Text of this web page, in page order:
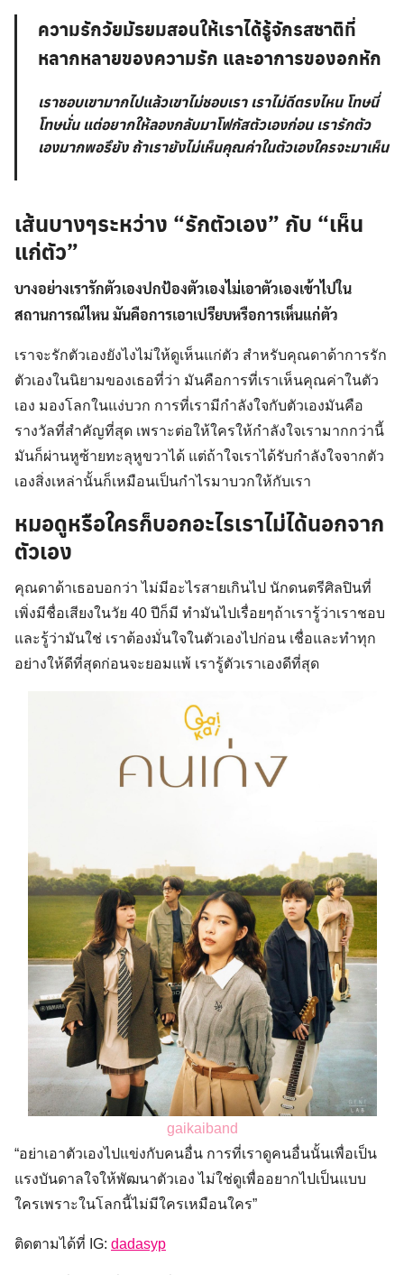
for:
ความรักวัยมัธยมสอนให้เราได้รู้จักรสชาติที่
หลากหลายของความรัก และอาการของอกหัก
เราชอบเขามากไปแล้วเขาไม่ชอบเรา เราไม่ดีตรงไหน โทษนี่
โทษนั่น แต่อยากให้ลองกลับมาโฟกัสตัวเองก่อน เรารักตัว
เองมากพอรึยัง ถ้าเรายังไม่เห็นคุณค่าในตัวเองใครจะมาเห็น
เส้นบางๆระหว่าง “รักตัวเอง” กับ “เห็น
แก่ตัว”
บางอย่างเรารักตัวเองปกป้องตัวเองไม่เอาตัวเองเข้าไปใน
สถานการณ์ไหน มันคือการเอาเปรียบหรือการเห็นแก่ตัว
เราจะรักตัวเองยังไงไม่ให้ดูเห็นแก่ตัว สำหรับคุณดาด้าการรัก
ตัวเองในนิยามของเธอที่ว่า มันคือการที่เราเห็นคุณค่าในตัว
เอง มองโลกในแง่บวก การที่เรามีกำลังใจกับตัวเองมันคือ
รางวัลที่สำคัญที่สุด เพราะต่อให้ใครให้กำลังใจเรามากกว่านี้
มันก็ผ่านหูซ้ายทะลุหูขวาได้ แต่ถ้าใจเราได้รับกำลังใจจากตัว
เองสิ่งเหล่านั้นก็เหมือนเป็นกำไรมาบวกให้กับเรา
หมอดูหรือใครก็บอกอะไรเราไม่ได้นอกจาก
ตัวเอง
คุณดาด้าเธอบอกว่า ไม่มีอะไรสายเกินไป นักดนตรีศิลปินที่
เพิ่งมีชื่อเสียงในวัย 40 ปีก็มี ทำมันไปเรื่อยๆถ้าเรารู้ว่าเราชอบ
และรู้ว่ามันใช่ เราต้องมั่นใจในตัวเองไปก่อน เชื่อและทำทุก
อย่างให้ดีที่สุดก่อนจะยอมแพ้ เรารู้ตัวเราเองดีที่สุด
gaikaiband
“อย่าเอาตัวเองไปแข่งกับคนอื่น การที่เราดูคนอื่นนั้นเพื่อเป็น
แรงบันดาลใจให้พัฒนาตัวเอง ไม่ใช่ดูเพื่ออยากไปเป็นแบบ
ใครเพราะในโลกนี้ไม่มีใครเหมือนใคร”
ติดตามได้ที่ IG: dadasyp